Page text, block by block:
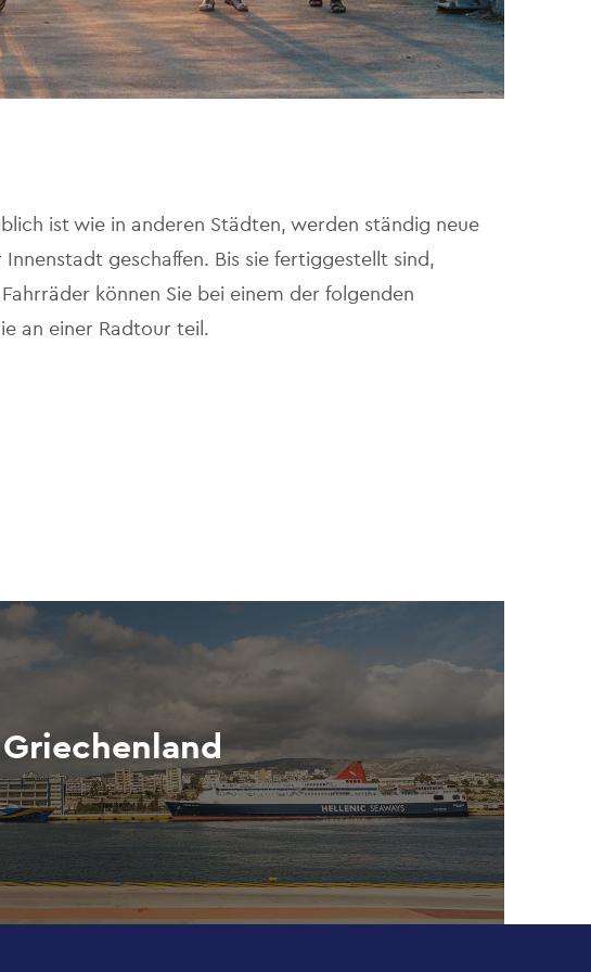
ist wie in anderen Städten, werden ständig neue
geschaffen. Bis sie fertiggestellt sind,
können Sie bei einem der folgenden
an einer Radtour teil.